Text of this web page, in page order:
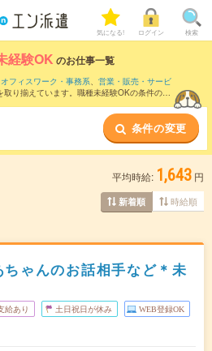
気になる! ログイン 検索
経験OK のお仕事一覧
オフィスワーク・事務系、 営業・販売・サービ
取り揃えています。職種未経験OKの条件の他
条件の変更
平均時給: 1,643 円
新着順 時給順
ゃんのお話相手など＊未
給あり 土日祝日が休み WEB登録OK